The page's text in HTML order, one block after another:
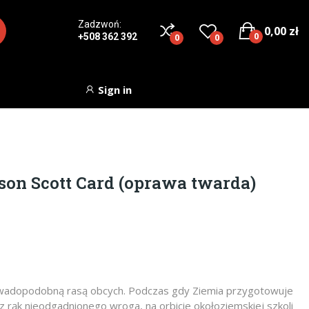
Zadzwoń:
+508 362 392
0 0 0,00 zł
0
Sign in
Scott Card (oprawa twarda)
rasą obcych. Podczas gdy Ziemia przygotowuje
nieodgadnionego wroga, na orbicie okołoziemskiej szkoli